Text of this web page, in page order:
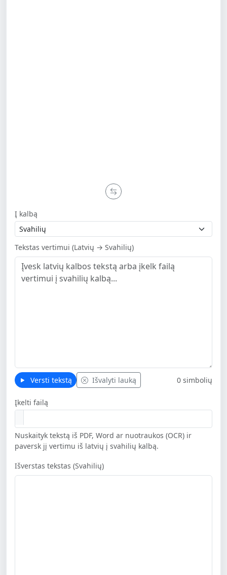
Į kalbą
Tekstas vertimui (Latvių → Svahilių)
Versti tekstą Išvalyti lauką 0 simbolių
Įkelti failą
Nuskaityk tekstą iš PDF, Word ar nuotraukos (OCR) ir
paversk jį vertimu iš latvių į svahilių kalbą.
Išverstas tekstas (Svahilių)